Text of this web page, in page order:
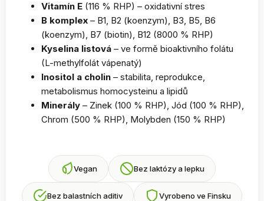
Vitamín E (116 % RHP) – oxidativní stres
B komplex – B1, B2 (koenzym), B3, B5, B6
(koenzym), B7 (biotin), B12 (8000 % RHP)
Kyselina listová – ve formě bioaktivního folátu
(L-methylfolát vápenatý)
Inositol a cholin – stabilita, reprodukce,
metabolismus homocysteinu a lipidů
Minerály – Zinek (100 % RHP), Jód (100 % RHP),
Chrom (500 % RHP), Molybden (150 % RHP)
Vegan Bez laktózy a lepku
Bez balastních aditiv Vyrobeno ve Finsku